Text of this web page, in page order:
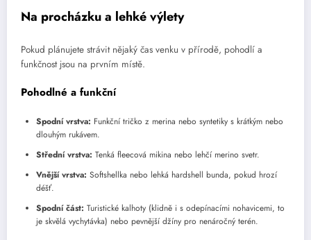
Na procházku a lehké výlety
Pokud plánujete strávit nějaký čas venku v přírodě, pohodlí a
funkčnost jsou na prvním místě.
Pohodlné a funkční
Spodní vrstva: Funkční tričko z merina nebo syntetiky s krátkým nebo
dlouhým rukávem.
Střední vrstva: Tenká fleecová mikina nebo lehčí merino svetr.
Vnější vrstva: Softshellka nebo lehká hardshell bunda, pokud hrozí
déšť.
Spodní část: Turistické kalhoty (klidně i s odepínacími nohavicemi, to
je skvělá vychytávka) nebo pevnější džíny pro nenáročný terén.